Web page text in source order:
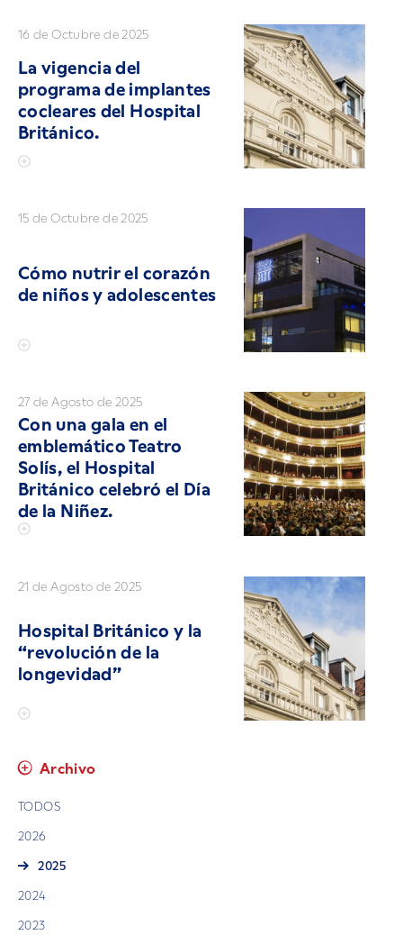
16 de Octubre de 2025
La vigencia del
programa de implantes
cocleares del Hospital
Británico.
15 de Octubre de 2025
Cómo nutrir el corazón
de niños y adolescentes
27 de Agosto de 2025
Con una gala en el
emblemático Teatro
Solís, el Hospital
Británico celebró el Día
de la Niñez.
21 de Agosto de 2025
Hospital Británico y la
“revolución de la
longevidad”
Archivo
TODOS
2026
2025
2024
2023